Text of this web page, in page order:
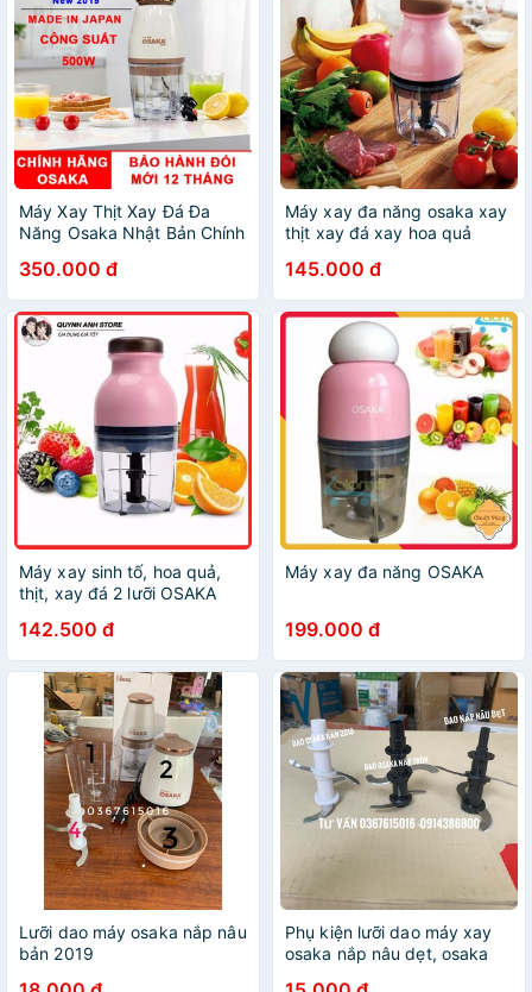
Máy Xay Thịt Xay Đá Đa
Năng Osaka Nhật Bản Chính
350.000 đ
Máy xay đa năng osaka xay
thịt xay đá xay hoa quả
145.000 đ
Máy xay sinh tố, hoa quả,
thịt, xay đá 2 lưỡi OSAKA
142.500 đ
Máy xay đa năng OSAKA
199.000 đ
Lưỡi dao máy osaka nắp nâu
bản 2019
Phụ kiện lưỡi dao máy xay
osaka nắp nâu dẹt, osaka